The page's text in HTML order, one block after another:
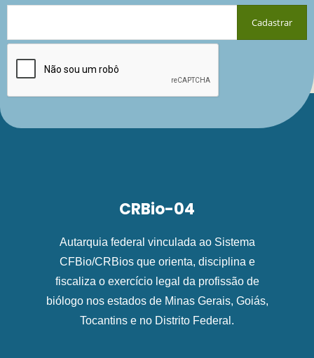
CRBio-04
Autarquia federal vinculada ao Sistema
CFBio/CRBios que orienta, disciplina e
fiscaliza o exercício legal da profissão de
biólogo nos estados de Minas Gerais, Goiás,
Tocantins e no Distrito Federal.